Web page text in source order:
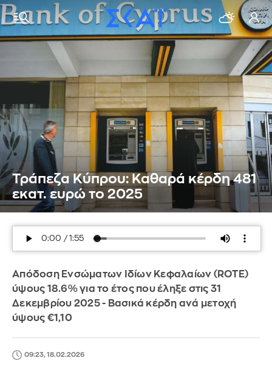
Τράπεζα Κύπρου: Καθαρά κέρδη 481
εκατ. ευρώ το 2025
Απόδοση Ενσώματων Ιδίων Κεφαλαίων (ROTE)
ύψους 18.6% για το έτος που έληξε στις 31
Δεκεμβρίου 2025 - Βασικά κέρδη ανά μετοχή
ύψους €1,10
09:23, 18.02.2026